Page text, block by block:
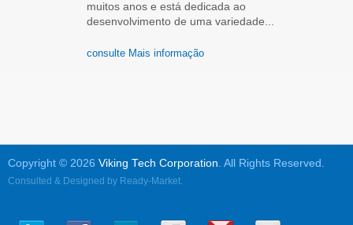
muitos anos e está dedicada ao
desenvolvimento de uma variedade...
consulte Mais informação
Copyright © 2026 Viking Tech Corporation. All Rights Reserved.
Consulted & Designed by Ready-Market.